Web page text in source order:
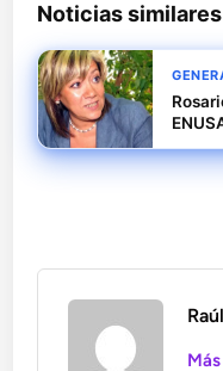
Noticias similares